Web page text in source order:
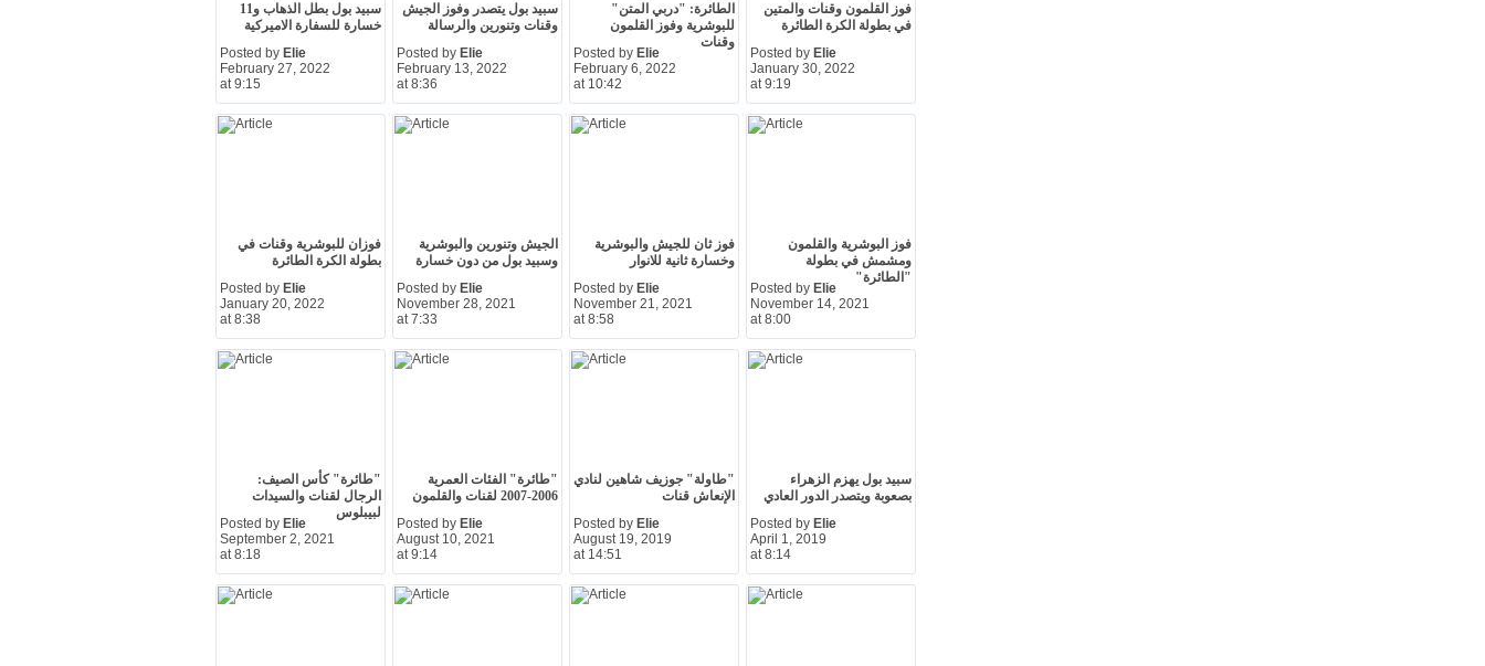
سبيد بول بطل الذهاب و11
خسارة للسفارة الاميركية
Posted by Elie
February 27, 2022
at 9:15
سبيد بول يتصدر وفوز الجيش
وقنات وتنورين والرسالة
Posted by Elie
February 13, 2022
at 8:36
الطائرة: "دربي المتن"
للبوشرية وفوز القلمون
وقنات
Posted by Elie
February 6, 2022
at 10:42
فوز القلمون وقنات والمتين
في بطولة الكرة الطائرة
Posted by Elie
January 30, 2022
at 9:19
فوزان للبوشرية وقنات في
بطولة الكرة الطائرة
Posted by Elie
January 20, 2022
at 8:38
الجيش وتنورين والبوشرية
وسبيد بول من دون خسارة
Posted by Elie
November 28, 2021
at 7:33
فوز ثان للجيش والبوشرية
وخسارة ثانية للانوار
Posted by Elie
November 21, 2021
at 8:58
فوز البوشرية والقلمون
ومشمش في بطولة
"الطائرة"
Posted by Elie
November 14, 2021
at 8:00
"طائرة" كأس الصيف:
الرجال لقنات والسيدات
لبيبلوس
Posted by Elie
September 2, 2021
at 8:18
"طائرة" الفئات العمرية
2006-2007 لقنات والقلمون
Posted by Elie
August 10, 2021
at 9:14
"طاولة" جوزيف شاهين لنادي
الإنعاش قنات
Posted by Elie
August 19, 2019
at 14:51
سبيد بول يهزم الزهراء
بصعوبة ويتصدر الدور العادي
Posted by Elie
April 1, 2019
at 8:14